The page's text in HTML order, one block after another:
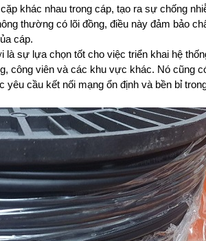
khác nhau trong cáp, tạo ra sự chống
thường có lõi đồng, điều này đảm bảo
cáp.
là sự lựa chọn tốt cho việc triển khai hệ
công viên và các khu vực khác. Nó cũng
cầu kết nối mạng ổn định và bền bỉ